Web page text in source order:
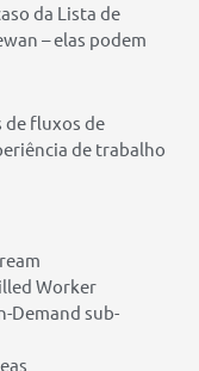
da Lista de
– elas podem
de fluxos de
de trabalho
Worker
Demand sub-